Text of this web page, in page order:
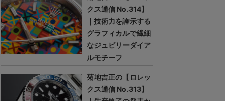
クス通信 No.314】
｜技術力を誇示する
グラフィカルで繊細
なジュビリーダイア
ルモチーフ
菊地吉正の【ロレッ
クス通信 No.313】